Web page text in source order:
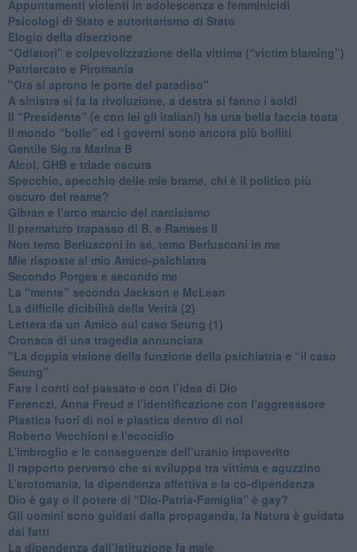
​Appuntamenti violenti in adolescenza e femminicidi
​Psicologi di Stato e autoritarismo di Stato
Elogio della diserzione
“Odiatori” e colpevolizzazione della vittima (“victim blaming”)
​Patriarcato e Piromania
"Ora si aprono le porte del paradiso"
​A sinistra si fa la rivoluzione, a destra si fanno i soldi
​Il “Presidente” (e con lei gli italiani) ha una bella faccia tosta
​Il mondo “bolle” ed i governi sono ancora più bolliti
​Gentile Sig.ra Marina B
​Alcol, GHB e triade oscura
​Specchio, specchio delle mie brame, chi è il politico più
oscuro del reame?
​Gibran e l’arco marcio del narcisismo
​Il prematuro trapasso di B. e Ramses II
​Non temo Berlusconi in sé, temo Berlusconi in me
​Mie risposte al mio Amico-psichiatra
​Secondo Porges e secondo me
​La “mente” secondo Jackson e McLean
La difficile dicibilità della Verità (2)
​Lettera da un Amico sul caso Seung (1)
​Cronaca di una tragedia annunciata
"​La doppia visione della funzione della psichiatria e “il caso
Seung”
​Fare i conti col passato e con l’idea di Dio
​Ferenczi, Anna Freud e l’identificazione con l’aggresssore
Plastica fuori di noi e plastica dentro di noi
​Roberto Vecchioni e l’ecocidio
​L’imbroglio e le conseguenze dell’uranio impoverito
​Il rapporto perverso che si sviluppa tra vittima e aguzzino
L’erotomania, la dipendenza affettiva e la co-dipendenza
​Dio è gay o il potere di “Dio-Patria-Famiglia” è gay?
​Gli uomini sono guidati dalla propaganda, la Natura è guidata
dai fatti
La dipendenza dall’istituzione fa male